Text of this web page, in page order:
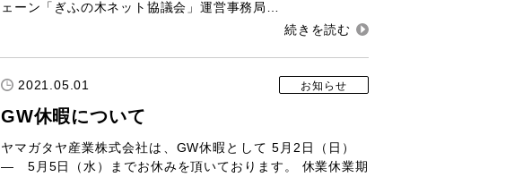
ェーン「ぎふの木ネット協議会」運営事務局…
2021.05.01 お知らせ
GW休暇について
ヤマガタヤ産業株式会社は、GW休暇として 5月2日（日）
― 5月5日（水）までお休みを頂いております。 休業休業期